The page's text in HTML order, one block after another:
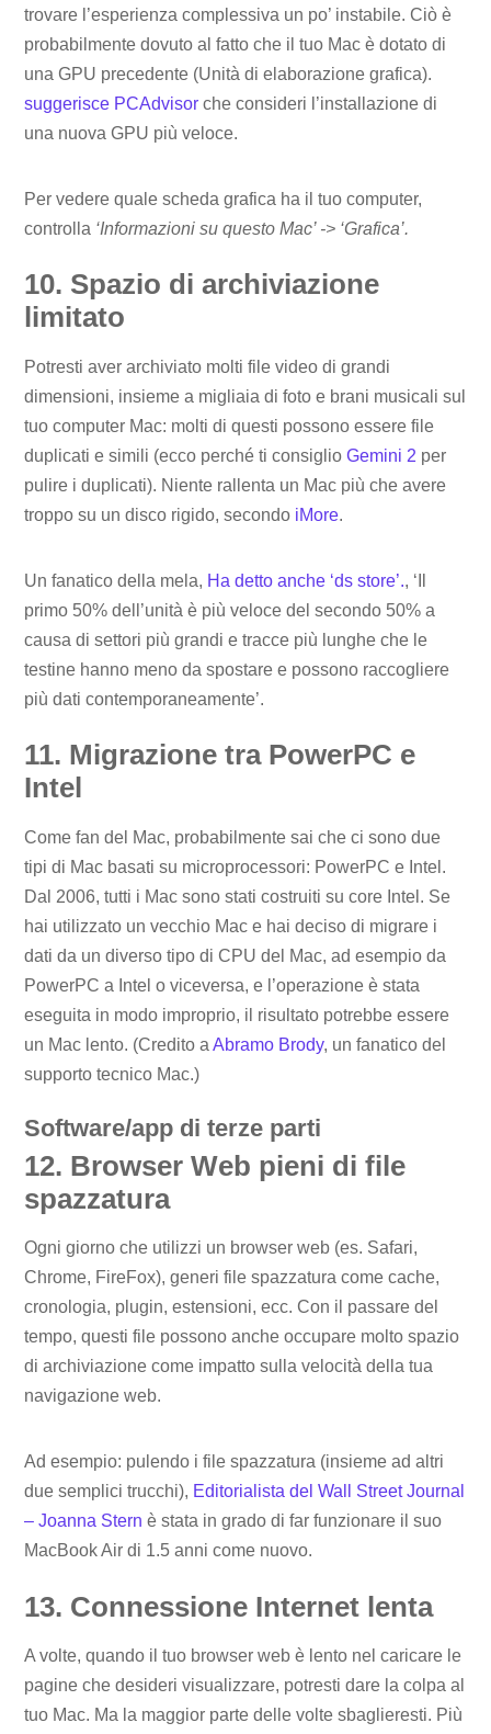
trovare l’esperienza complessiva un po’ instabile. Ciò è
probabilmente dovuto al fatto che il tuo Mac è dotato di
una GPU precedente (Unità di elaborazione grafica).
suggerisce PCAdvisor che consideri l’installazione di
una nuova GPU più veloce.
Per vedere quale scheda grafica ha il tuo computer,
controlla ‘Informazioni su questo Mac’ -> ‘Grafica’.
10. Spazio di archiviazione
limitato
Potresti aver archiviato molti file video di grandi
dimensioni, insieme a migliaia di foto e brani musicali sul
tuo computer Mac: molti di questi possono essere file
duplicati e simili (ecco perché ti consiglioGemini 2 per
pulire i duplicati). Niente rallenta un Mac più che avere
troppo su un disco rigido, secondo iMore.
Un fanatico della mela, Ha detto anche ‘ds store’., ‘Il
primo 50% dell’unità è più veloce del secondo 50% a
causa di settori più grandi e tracce più lunghe che le
testine hanno meno da spostare e possono raccogliere
più dati contemporaneamente’.
11. Migrazione tra PowerPC e
Intel
Come fan del Mac, probabilmente sai che ci sono due
tipi di Mac basati su microprocessori: PowerPC e Intel.
Dal 2006, tutti i Mac sono stati costruiti su core Intel. Se
hai utilizzato un vecchio Mac e hai deciso di migrare i
dati da un diverso tipo di CPU del Mac, ad esempio da
PowerPC a Intel o viceversa, e l’operazione è stata
eseguita in modo improprio, il risultato potrebbe essere
un Mac lento. (Credito aAbramo Brody, un fanatico del
supporto tecnico Mac.)
Software/app di terze parti
12. Browser Web pieni di file
spazzatura
Ogni giorno che utilizzi un browser web (es. Safari,
Chrome, FireFox), generi file spazzatura come cache,
cronologia, plugin, estensioni, ecc. Con il passare del
tempo, questi file possono anche occupare molto spazio
di archiviazione come impatto sulla velocità della tua
navigazione web.
Ad esempio: pulendo i file spazzatura (insieme ad altri
due semplici trucchi), Editorialista del Wall Street Journal
– Joanna Stern è stata in grado di far funzionare il suo
MacBook Air di 1.5 anni come nuovo.
13. Connessione Internet lenta
A volte, quando il tuo browser web è lento nel caricare le
pagine che desideri visualizzare, potresti dare la colpa al
tuo Mac. Ma la maggior parte delle volte sbaglieresti. Più